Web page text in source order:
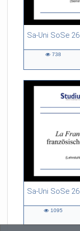
Sa-Uni SoSe
46:53 duration
738
Sa-Uni SoSe
55:13 duration
1095